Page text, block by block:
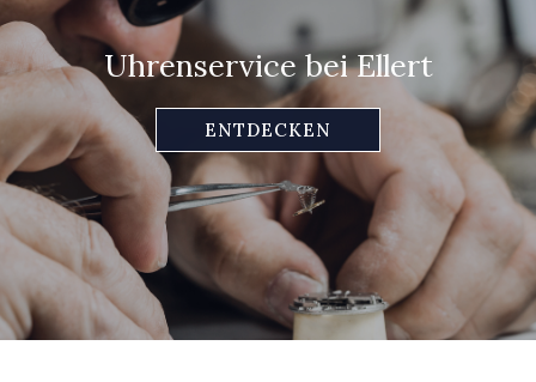
Uhrenservice bei Ellert
ENTDECKEN